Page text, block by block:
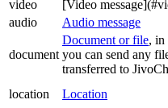
video
[Video
audio
Audio message
document
Document or file, in
you can send any
transferred to
location Location